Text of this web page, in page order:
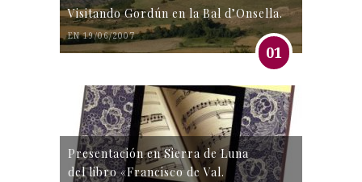
Visitando Gordún en la Bal d’Onsella.
EN 19/06/2007
01
Presentación en Sierra de Luna
del libro «Francisco de Val.